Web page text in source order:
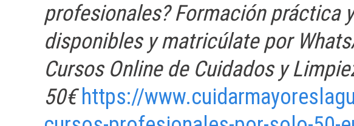
profesionales? Formación práctica
disponibles y matricúlate por
Cursos Online de Cuidados y
50€ https://